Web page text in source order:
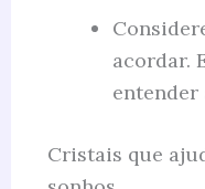
acordar.
entender
Cristais que